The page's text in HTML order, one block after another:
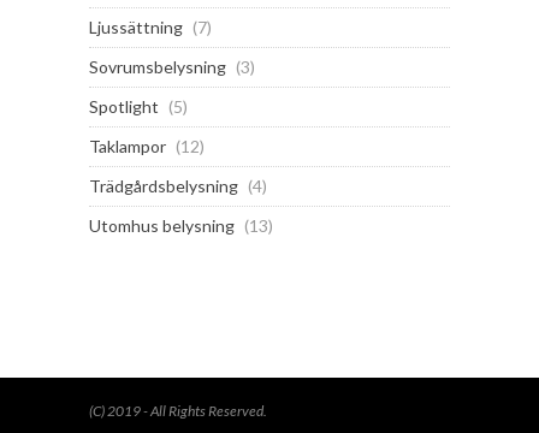
Ljussättning (7)
Sovrumsbelysning (3)
Spotlight (5)
Taklampor (12)
Trädgårdsbelysning (4)
Utomhus belysning (13)
(C) 2019 - All Rights Reserved.